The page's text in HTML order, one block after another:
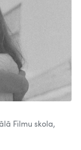
Filmu skola,